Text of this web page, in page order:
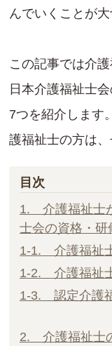
んでいくことが大
この記事では介
日本介護福祉士
7つを紹介します
護福祉士の方は、
目次
1. 介護福祉士
士会の資格・研
1-1. 介護福祉
1-2. 介護福祉
1-3. 認定介護
2. 介護福祉士